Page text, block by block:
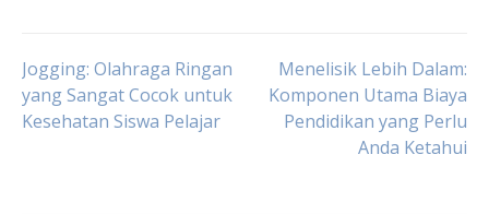
Navigasi
pos
Jogging: Olahraga Ringan
yang Sangat Cocok untuk
Kesehatan Siswa Pelajar
Menelisik Lebih Dalam:
Komponen Utama Biaya
Pendidikan yang Perlu
Anda Ketahui